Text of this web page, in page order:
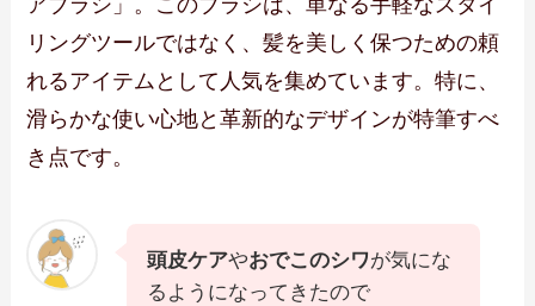
アブラシ」。このブラシは、単なる手軽なスタイ
リングツールではなく、髪を美しく保つための頼
れるアイテムとして人気を集めています。特に、
滑らかな使い心地と革新的なデザインが特筆すべ
き点です。
頭皮ケアやおでこのシワが気にな
るようになってきたので